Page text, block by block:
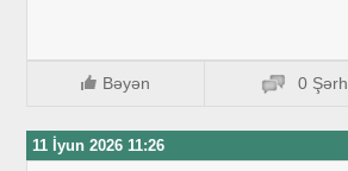
Bəyən 0 Şərh
11 İyun 2026 11:26